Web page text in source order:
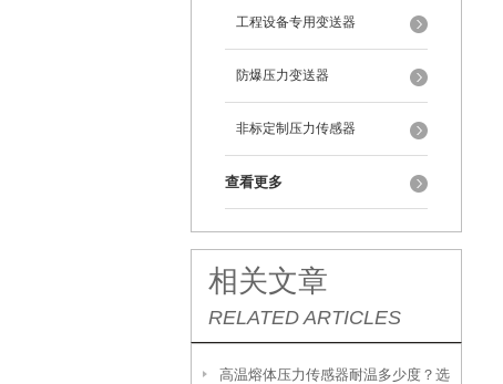
工程设备专用变送器
防爆压力变送器
非标定制压力传感器
查看更多
相关文章
RELATED ARTICLES
高温熔体压力传感器耐温多少度？选